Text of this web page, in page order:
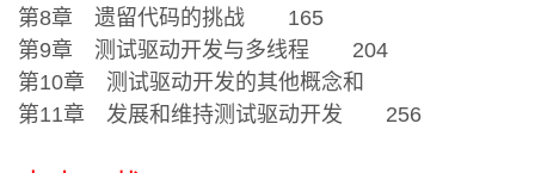
第8章 遗留代码的挑战 165
第9章 测试驱动开发与多线程 204
第10章 测试驱动开发的其他概念和
第11章 发展和维持测试驱动开发 256